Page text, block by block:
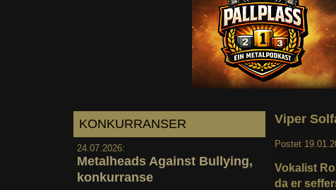
KONKURRANSER
24.07.2026:
Metalheads Against Bullying,
konkurranse
Viper
Postet
Vokalist
da er